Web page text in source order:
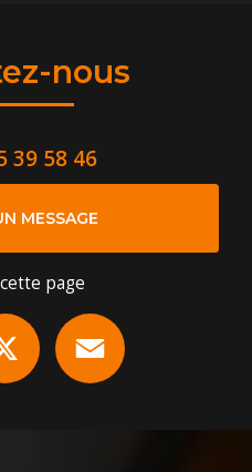
nous
39 58 46
MESSAGE
page